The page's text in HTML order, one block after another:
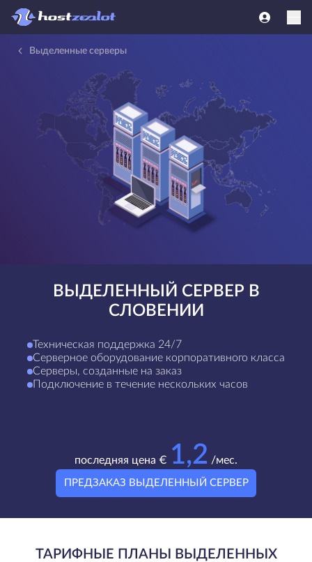
Выделенные серверы
ВЫДЕЛЕННЫЙ СЕРВЕР В
СЛОВЕНИИ
Техническая поддержка 24/7
Серверное оборудование корпоративного класса
Серверы, созданные на заказ
Подключение в течение нескольких часов
последняя цена € 1,2 /мес.
ПРЕДЗАКАЗ ВЫДЕЛЕННЫЙ СЕРВЕР
ТАРИФНЫЕ ПЛАНЫ ВЫДЕЛЕННЫХ